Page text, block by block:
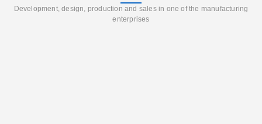
Development, design, production and sales in one of the manufacturing
enterprises